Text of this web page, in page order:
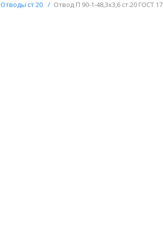
Отводы ст 20 / Отвод П 90-1-48,3х3,6 ст.20 ГОСТ